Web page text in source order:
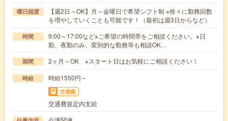
曜日頻度
【週2日～OK】月～金曜日で希望シフト制 ※徐々に勤務回数
を増やしていくことも可能です！（最初は週3日からなど）
時間
9:00～17:00など※ご希望の時間帯をご相談ください。※日
勤、夜勤のみ、変則的な勤務等も相談OK…
期間 2ヶ月～OK ※スタート日はお気軽にご相談ください！
時給 時給1550円～
交通費
交通費規定内支給